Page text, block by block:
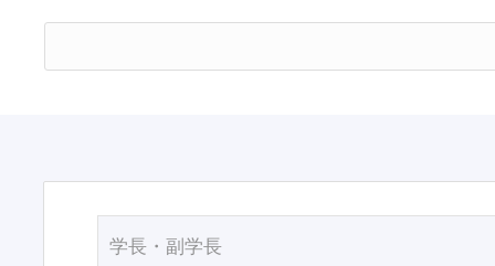
学長・副学長